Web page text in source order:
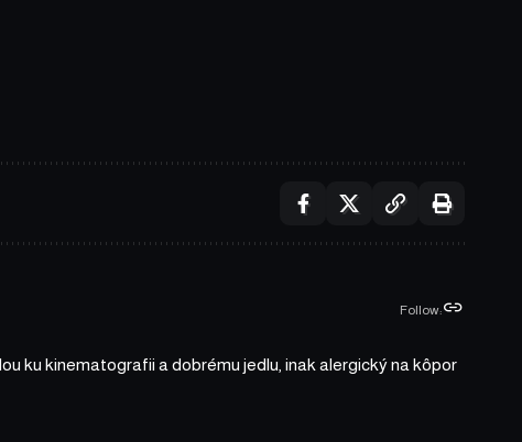
Follow:
ku kinematografii a dobrému jedlu, inak alergický na kôpor